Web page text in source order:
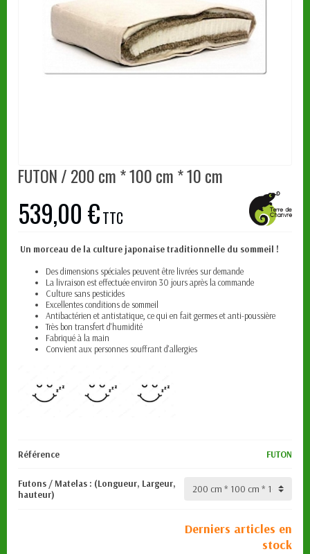
FUTON / 200 cm * 100 cm * 10 cm
539,00 €TTC
Un morceau de la culture japonaise traditionnelle du sommeil !
Des dimensions spéciales peuvent être livrées sur demande
La livraison est effectuée environ 30 jours après la commande
Culture sans pesticides
Excellentes conditions de sommeil
Antibactérien et antistatique, ce qui en fait germes etanti-poussière
Très bon transfert d'humidité
Fabriqué à la main
Convient aux personnes souffrant d'allergies
Référence FUTON
Futons / Matelas : (Longueur, Largeur,
hauteur)
Derniers articles en
stock